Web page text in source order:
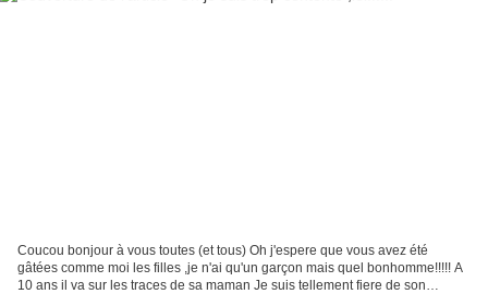
Coucou bonjour à vous toutes (et tous) Oh j'espere que vous avez été
gâtées comme moi les filles ,je n'ai qu'un garçon mais quel bonhomme!!!!! A
10 ans il va sur les traces de sa maman Je suis tellement fiere de son